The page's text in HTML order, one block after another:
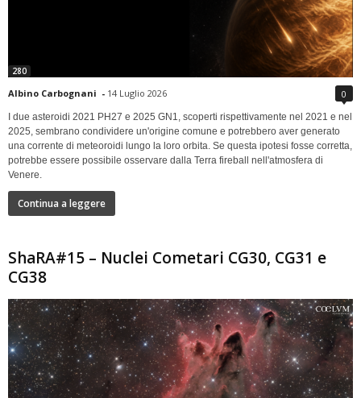
280
Albino Carbognani - 14 Luglio 2026 0
I due asteroidi 2021 PH27 e 2025 GN1, scoperti rispettivamente nel 2021 e nel
2025, sembrano condividere un'origine comune e potrebbero aver generato
una corrente di meteoroidi lungo la loro orbita. Se questa ipotesi fosse corretta,
potrebbe essere possibile osservare dalla Terra fireball nell'atmosfera di
Venere.
Continua a leggere
ShaRA#15 – Nuclei Cometari CG30, CG31 e
CG38